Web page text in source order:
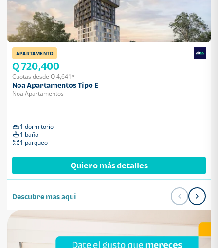
APARTAMENTO
Q 720,400
Cuotas desde Q 4,641*
Noa Apartamentos Tipo E
Noa Apartamentos
1 dormitorio
1 baño
1 parqueo
Quiero más detalles
Descubre mas aqui